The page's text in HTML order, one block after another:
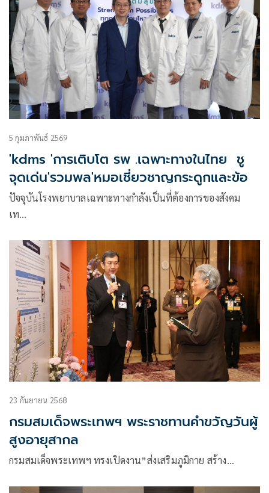
5 กุมภาพันธ์ 2569
'kdms 'การเติบโต รพ .เฉพาะทางในไทย ชู
จุดเด่น'รวมพล'หมอเชี่ยวชาญกระดูกและข้อ
ปัจจุบันโรงพยาบาลเฉพาะทางกำลังเป็นที่ต้องการของสังคม
เท…
23 กันยายน 2568
กรมสมเด็จพระเทพฯ พระราชทานคำขวัญวันผู้
สูงอายุสากล
กรมสมเด็จพระเทพฯ ทรงเปิดงาน”ส่งเสริมภูมิกาย สร้าง…